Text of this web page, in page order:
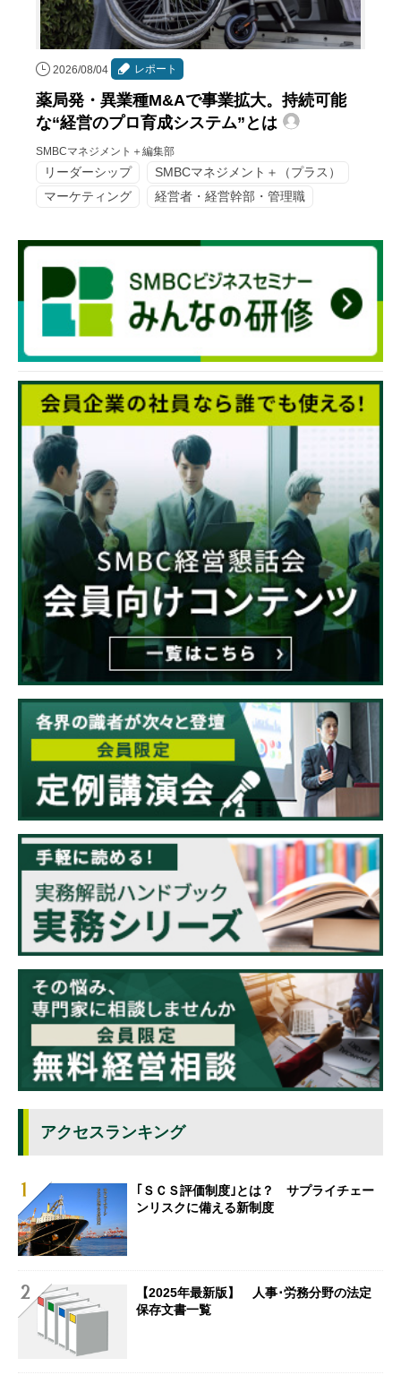
2026/08/04 レポート
薬局発・異業種M&Aで事業拡大。持続可能
な“経営のプロ育成システム”とは
SMBCマネジメント＋編集部
リーダーシップ
SMBCマネジメント＋（プラス）
マーケティング
経営者・経営幹部・管理職
アクセスランキング
｢ＳＣＳ評価制度｣とは？ サプライチェー
ンリスクに備える新制度
【2025年最新版】 人事･労務分野の法定
保存文書一覧